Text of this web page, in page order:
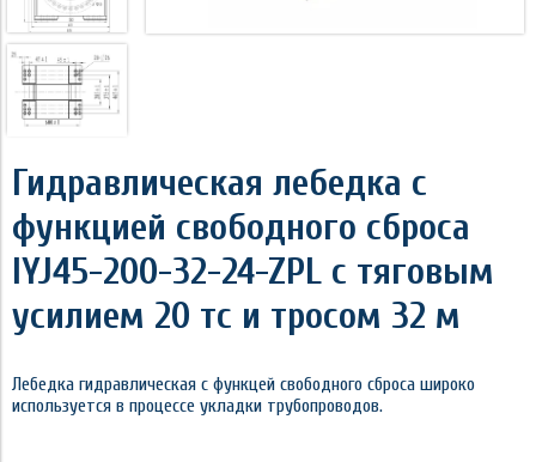
Гидравлическая лебедка с
функцией свободного сброса
IYJ45-200-32-24-ZPL с тяговым
усилием 20 тс и тросом 32 м
Лебедка гидравлическая с функцей свободного сброса широко
используется в процессе укладки трубопроводов.